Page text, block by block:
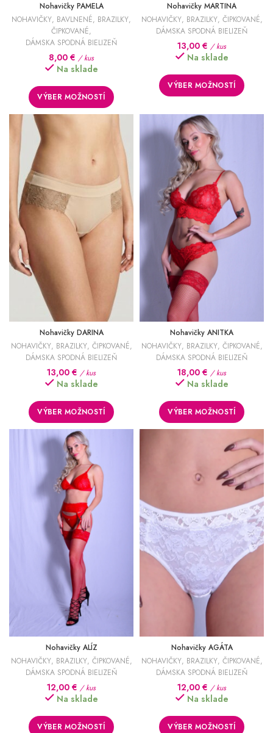
Nohavičky PAMELA
NOHAVIČKY, BAVLNENÉ, BRAZILKY,
ČIPKOVANÉ,
DÁMSKA SPODNÁ BIELIZEŇ
8,00 € / kus
Na sklade
VÝBER MOŽNOSTÍ
Nohavičky MARTINA
NOHAVIČKY, BRAZILKY, ČIPKOVANÉ,
DÁMSKA SPODNÁ BIELIZEŇ
13,00 € / kus
Na sklade
VÝBER MOŽNOSTÍ
Nohavičky DARINA
NOHAVIČKY, BRAZILKY, ČIPKOVANÉ,
DÁMSKA SPODNÁ BIELIZEŇ
13,00 € / kus
Na sklade
VÝBER MOŽNOSTÍ
Nohavičky ANITKA
NOHAVIČKY, BRAZILKY, ČIPKOVANÉ,
DÁMSKA SPODNÁ BIELIZEŇ
18,00 € / kus
Na sklade
VÝBER MOŽNOSTÍ
Nohavičky ALÍZ
NOHAVIČKY, BRAZILKY, ČIPKOVANÉ,
DÁMSKA SPODNÁ BIELIZEŇ
12,00 € / kus
Na sklade
VÝBER MOŽNOSTÍ
Nohavičky AGÁTA
NOHAVIČKY, BRAZILKY, ČIPKOVANÉ,
DÁMSKA SPODNÁ BIELIZEŇ
12,00 € / kus
Na sklade
VÝBER MOŽNOSTÍ